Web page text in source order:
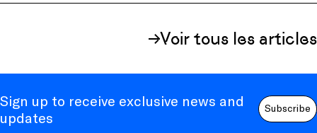
Voir tous les articles
Sign up to receive exclusive news and
updates
Subscribe